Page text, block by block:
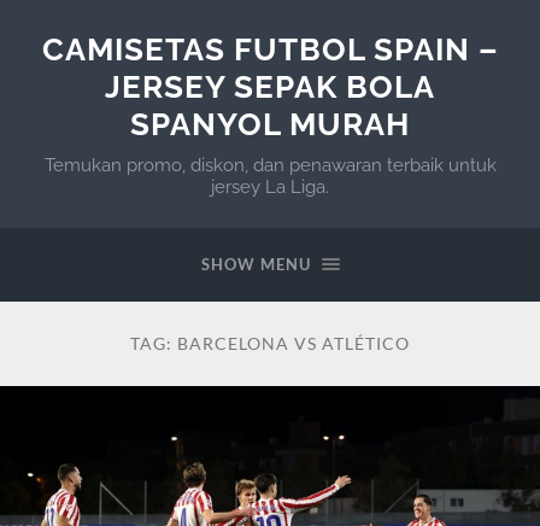
CAMISETAS FUTBOL SPAIN –
JERSEY SEPAK BOLA
SPANYOL MURAH
Temukan promo, diskon, dan penawaran terbaik untuk
jersey La Liga.
SHOW MENU
TAG: BARCELONA VS ATLÉTICO